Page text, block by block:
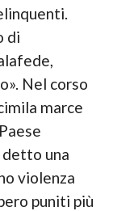
di
Nel corso
marce
detto una
violenza
puniti più